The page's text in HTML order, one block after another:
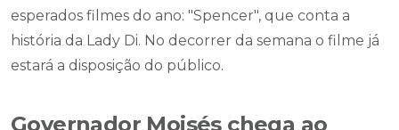
esperados filmes do ano: "Spencer", que conta a
história da Lady Di. No decorrer da semana o filme já
estará a disposição do público.
Governador Moisés chega ao